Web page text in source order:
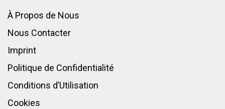
À Propos de Nous
Nous Contacter
Imprint
Politique de Confidentialité
Conditions d’Utilisation
Cookies